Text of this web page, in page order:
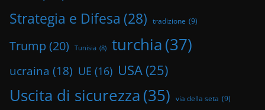
Strategia e Difesa (28) tradizione (9)
Trump (20) Tunisia (8) turchia(37)
ucraina (18) UE (16) USA (25)
Uscita di sicurezza(35) via della seta (9)